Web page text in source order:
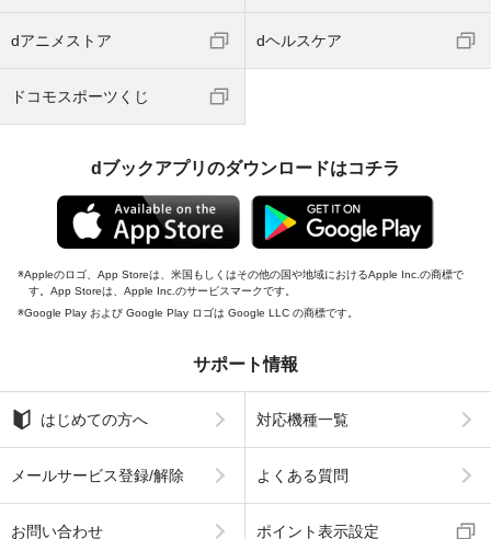
dアニメストア dヘルスケア
ドコモスポーツくじ
dブックアプリのダウンロードはコチラ
Appleのロゴ、App Storeは、米国もしくはその他の国や地域におけるApple Inc.の商標で
す。App Storeは、Apple Inc.のサービスマークです。
Google Play および Google Play ロゴは Google LLC の商標です。
サポート情報
はじめての方へ 対応機種一覧
メールサービス登録/解除 よくある質問
お問い合わせ ポイント表示設定